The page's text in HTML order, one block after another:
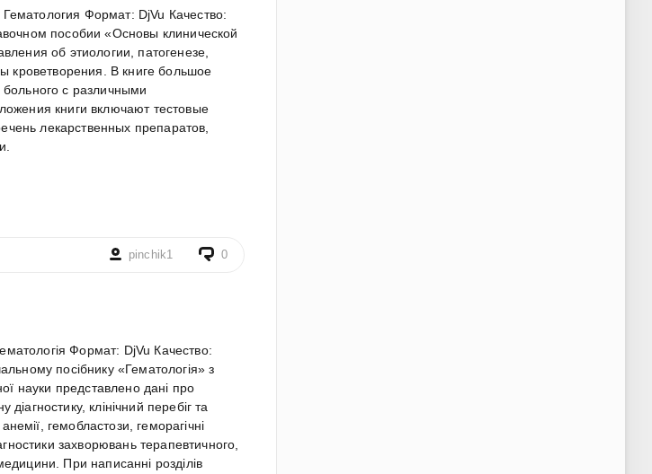
Формат: DjVu Качество:
пособии «Основы клинической
об этиологии, патогенезе,
кроветворения. В книге большое
с различными
книги включают тестовые
лекарственных препаратов,
pinchik1 0
Формат: DjVu Качество:
посібнику «Гематологія» з
науки представлено дані про
клінічний перебіг та
гемобластози, геморагічні
захворювань терапевтичного,
При написанні розділів